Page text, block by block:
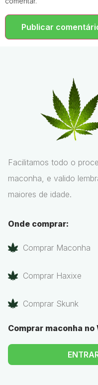
Facilitamos todo o
maconha, e valido
maiores de idade.
Onde comprar:
Comprar Maconha
Comprar Haxixe
Comprar Skunk
Comprar maconha no